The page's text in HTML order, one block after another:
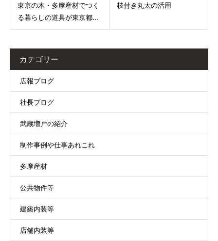
東京の木・多摩産材でつく
る暮らしの道具が東京都...
枝付き丸太の活用
カテゴリー
広報ブログ
社長ブログ
武蔵増戸の紹介
制作事例や仕事あれこれ
多摩産材
公共物件等
建築内装等
店舗内装等